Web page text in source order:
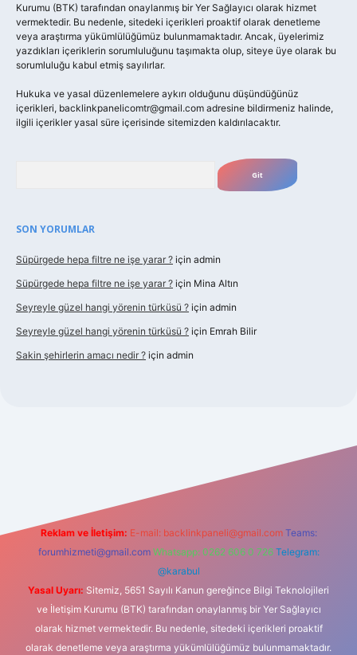
Kurumu (BTK) tarafından onaylanmış bir Yer Sağlayıcı olarak hizmet
vermektedir. Bu nedenle, sitedeki içerikleri proaktif olarak denetleme
veya araştırma yükümlülüğümüz bulunmamaktadır. Ancak, üyelerimiz
yazdıkları içeriklerin sorumluluğunu taşımakta olup, siteye üye olarak bu
sorumluluğu kabul etmiş sayılırlar.
Hukuka ve yasal düzenlemelere aykırı olduğunu düşündüğünüz
içerikleri, backlinkpanelicomtr@gmail.com adresine bildirmeniz halinde,
ilgili içerikler yasal süre içerisinde sitemizden kaldırılacaktır.
SON YORUMLAR
Süpürgede hepa filtre ne işe yarar ? için admin
Süpürgede hepa filtre ne işe yarar ? için Mina Altın
Seyreyle güzel hangi yörenin türküsü ? için admin
Seyreyle güzel hangi yörenin türküsü ? için Emrah Bilir
Sakin şehirlerin amacı nedir ? için admin
Reklam ve İletişim: E-mail: backlinkpaneli@gmail.com Teams:
forumhizmeti@gmail.com Whatsapp: 0262 606 0 726 Telegram:
@karabul
Yasal Uyarı: Sitemiz, 5651 Sayılı Kanun gereğince Bilgi Teknolojileri
ve İletişim Kurumu (BTK) tarafından onaylanmış bir Yer Sağlayıcı
olarak hizmet vermektedir. Bu nedenle, sitedeki içerikleri proaktif
olarak denetleme veya araştırma yükümlülüğümüz bulunmamaktadır.